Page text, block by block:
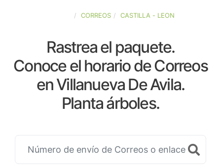
CORREOS CASTILLA - LEON
Rastrea el paquete.
Conoce el horario de Correos
en Villanueva De Avila.
Planta árboles.